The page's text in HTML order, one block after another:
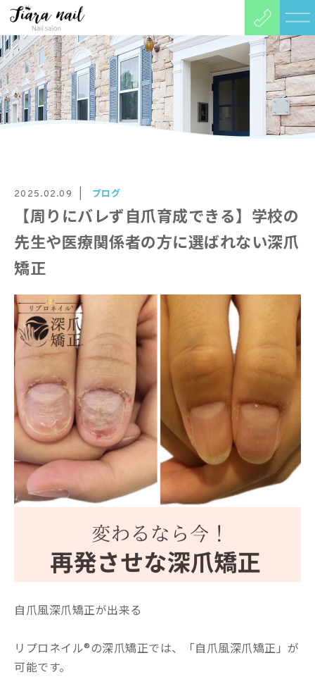
2025.02.09 ブログ
【周りにバレず自爪育成できる】学校の
先生や医療関係者の方に選ばれない深爪
矯正
自爪風深爪矯正が出来る
リプロネイル®の深爪矯正では、「自爪風深爪矯正」が
可能です。